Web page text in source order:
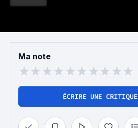
Ma note
ÉCRIRE UNE CRITIQUE